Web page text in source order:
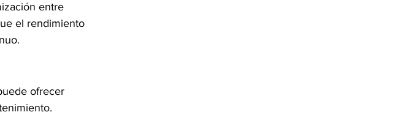
entre
el rendimiento
ofrecer